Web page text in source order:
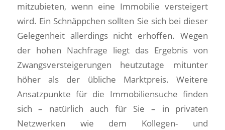
mitzubieten, wenn eine Immobilie versteigert
wird. Ein Schnäppchen sollten Sie sich bei dieser
Gelegenheit allerdings nicht erhoffen. Wegen
der hohen Nachfrage liegt das Ergebnis von
Zwangsversteigerungen heutzutage mitunter
höher als der übliche Marktpreis. Weitere
Ansatzpunkte für die Immobiliensuche finden
sich – natürlich auch für Sie – in privaten
Netzwerken wie dem Kollegen- und